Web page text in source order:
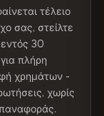
μεγέθη
σε
και τέλειο
σας, στείλτε
30
πλήρη
χρημάτων -
χωρίς